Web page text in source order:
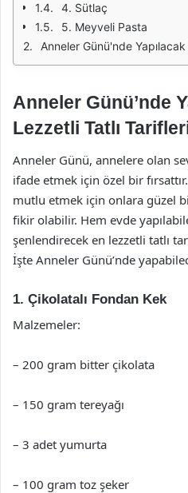
4. Sütlaç
5. Meyveli Pasta
Anneler Günü'nde
Anneler Günü’nde
Lezzetli Tatlı
Anneler Günü, annelere olan
ifade etmek için özel bir
mutlu etmek için onlara güzel
fikir olabilir. Hem evde
şenlendirecek en lezzetli tatlı
İşte Anneler Günü’nde
1. Çikolatalı Fondan Kek
Malzemeler:
– 200 gram bitter çikolata
– 150 gram tereyağı
– 3 adet yumurta
– 100 gram toz şeker